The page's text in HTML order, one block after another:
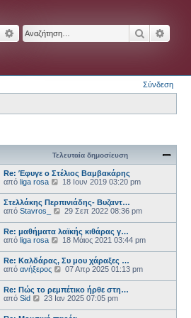
ΑναζήτησηΕιδική αναζήτηση
Σύνδεση
Τελευταία δημοσίευση
Re: Έφυγε ο Στέλιος Βαμβακάρης
από liga rosa
Π
β
ο
λ
ή
ς
τ
ε
λ
ε
υ
τ
18 Ιουν 2019 03:20 pm
Στελλάκης Περπινιάδης- Βυζαντ…
από Stavros_
Π
β
ο
λ
ή
ς
τ
ε
λ
29 Σεπ 2022 08:36 pm
Re: μαθήματα λαϊκής κιθάρας γ…
από liga rosa
Π
ο
β
ο
λ
ή
τ
ς
18 Μάιος 2021 03:44 pm
Re: Καλδάρας, Συ μου χάραξες …
από ανήξερος
Π
β
ο
λ
07 Απρ 2025 01:13 pm
Re: Πώς το ρεμπέτικο ήρθε στη…
από Sid
Π23 Ιαν 2025 07:05 pm